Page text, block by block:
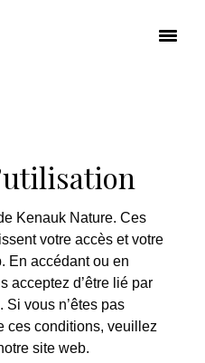
Kenauk Nature. Ces
votre accès et votre
En accédant ou en
acceptez d’être lié par
Si vous n’êtes pas
ces conditions, veuillez
site web.